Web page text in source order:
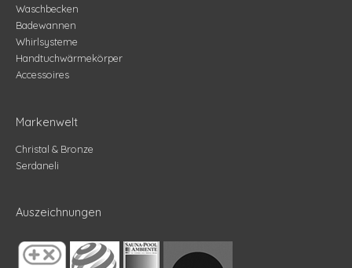
Waschbecken
Badewannen
Whirlsysteme
Handtuchwärmekörper
Accessoires
Markenwelt
Christal & Bronze
Serdaneli
Auszeichnungen